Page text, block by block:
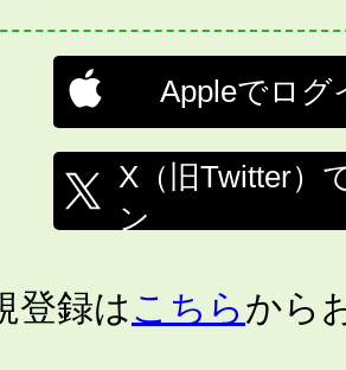
Appleでログ
X（旧Twitter）
ン
登録はこちらから